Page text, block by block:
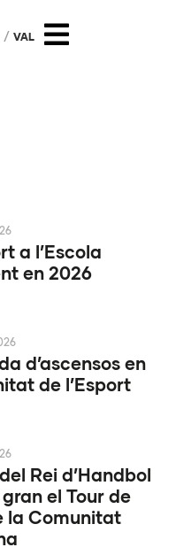
VAL
a l’Escola
en 2026
d’ascensos en
de l’Esport
Rei d’Handbol
el Tour de
la Comunitat